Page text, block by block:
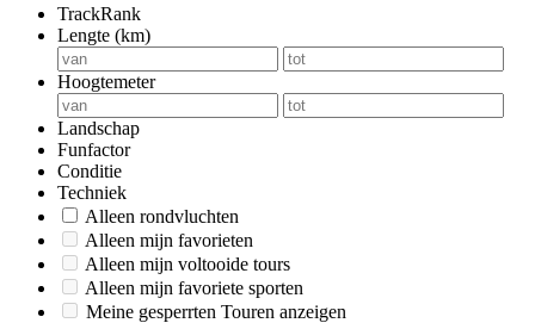
TrackRank
Lengte (km)
Hoogtemeter
Landschap
Funfactor
Conditie
Techniek
Alleen rondvluchten
Alleen mijn favorieten
Alleen mijn voltooide tours
Alleen mijn favoriete sporten
Meine gesperrten Touren anzeigen